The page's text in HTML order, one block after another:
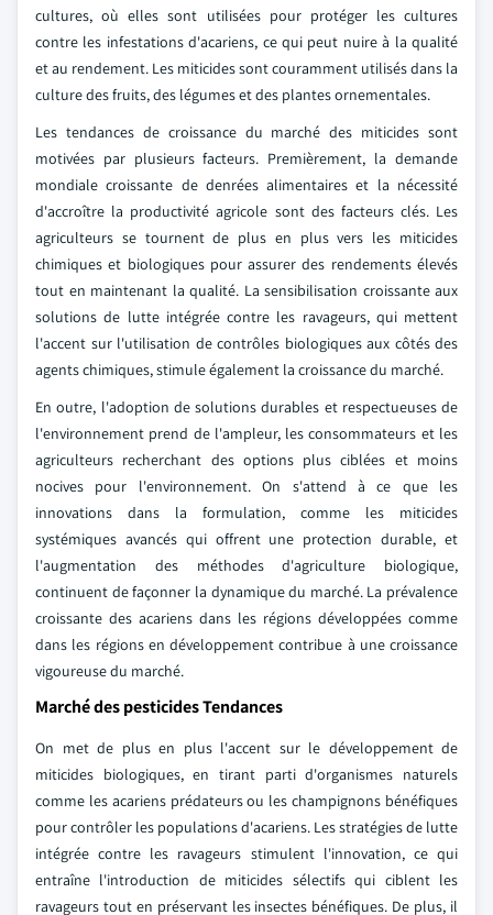
cultures, où elles sont utilisées pour protéger les cultures
contre les infestations d'acariens, ce qui peut nuire à la qualité
et au rendement. Les miticides sont couramment utilisés dans la
culture des fruits, des légumes et des plantes ornementales.
Les tendances de croissance du marché des miticides sont
motivées par plusieurs facteurs. Premièrement, la demande
mondiale croissante de denrées alimentaires et la nécessité
d'accroître la productivité agricole sont des facteurs clés. Les
agriculteurs se tournent de plus en plus vers les miticides
chimiques et biologiques pour assurer des rendements élevés
tout en maintenant la qualité. La sensibilisation croissante aux
solutions de lutte intégrée contre les ravageurs, qui mettent
l'accent sur l'utilisation de contrôles biologiques aux côtés des
agents chimiques, stimule également la croissance du marché.
En outre, l'adoption de solutions durables et respectueuses de
l'environnement prend de l'ampleur, les consommateurs et les
agriculteurs recherchant des options plus ciblées et moins
nocives pour l'environnement. On s'attend à ce que les
innovations dans la formulation, comme les miticides
systémiques avancés qui offrent une protection durable, et
l'augmentation des méthodes d'agriculture biologique,
continuent de façonner la dynamique du marché. La prévalence
croissante des acariens dans les régions développées comme
dans les régions en développement contribue à une croissance
vigoureuse du marché.
Marché des pesticides Tendances
On met de plus en plus l'accent sur le développement de
miticides biologiques, en tirant parti d'organismes naturels
comme les acariens prédateurs ou les champignons bénéfiques
pour contrôler les populations d'acariens. Les stratégies de lutte
intégrée contre les ravageurs stimulent l'innovation, ce qui
entraîne l'introduction de miticides sélectifs qui ciblent les
ravageurs tout en préservant les insectes bénéfiques. De plus, il